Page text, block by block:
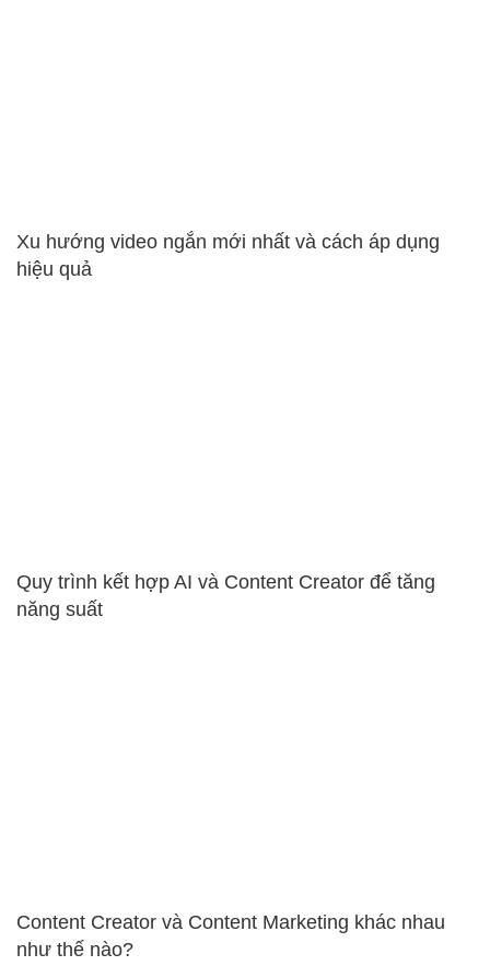
Xu hướng video ngắn mới nhất và cách áp dụng
hiệu quả
Quy trình kết hợp AI và Content Creator để tăng
năng suất
Content Creator và Content Marketing khác nhau
như thế nào?